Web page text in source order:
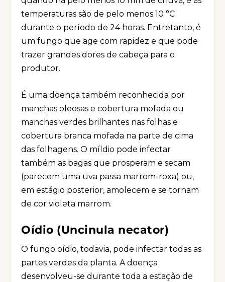
temperaturas são de pelo menos 10 °C
durante o período de 24 horas. Entretanto, é
um fungo que age com rapidez e que pode
trazer grandes dores de cabeça para o
produtor.
É uma doença também reconhecida por
manchas oleosas e cobertura mofada ou
manchas verdes brilhantes nas folhas e
cobertura branca mofada na parte de cima
das folhagens. O míldio pode infectar
também as bagas que prosperam e secam
(parecem uma uva passa marrom-roxa) ou,
em estágio posterior, amolecem e se tornam
de cor violeta marrom.
Oídio (Uncinula necator)
O fungo oídio, todavia, pode infectar todas as
partes verdes da planta. A doença
desenvolveu-se durante toda a estação de